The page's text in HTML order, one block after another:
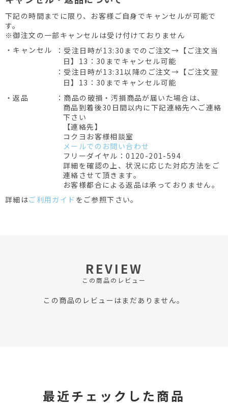
下記の時間までに限り、お客様ご自身でキャンセルが可能で
す。
※御注文の一部キャンセルは受け付けておりません
・キャンセル
：受注日時が13:30までのご注文→【ご注文当
日】13：30までキャンセル可能
：受注日時が13:31以降のご注文→【ご注文翌
日】13：30までキャンセル可能
・返品
：商品の破損・汚損商品が届いた場合は、
商品到着後30日間以内に下記連絡先へご連絡
下さい
【連絡先】
コクヨお客様相談室
メールでのお問い合わせ
フリーダイヤル：0120-201-594
詳細を確認の上、状況に応じた対応方法をご
連絡させて頂きます。
お客様都合による返品は承っておりません。
詳細はご利用ガイド をご参照下さい。
REVIEW
この商品のレビュー
この商品のレビューはまだありません。
最近チェックした商品